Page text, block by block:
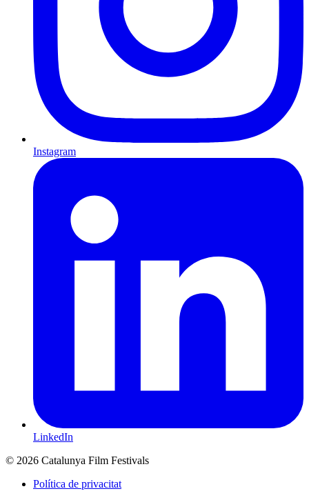
Instagram
LinkedIn
© 2026 Catalunya Film Festivals
Política de privacitat